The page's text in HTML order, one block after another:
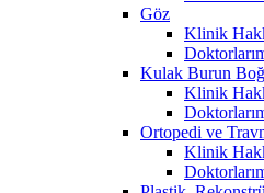
Göz
Klinik
Kulak Burun
Klinik
Ortopedi ve
Klinik